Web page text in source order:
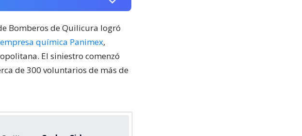
Bomberos de Quilicura logró
química Panimex,
El siniestro comenzó
de 300 voluntarios de más de